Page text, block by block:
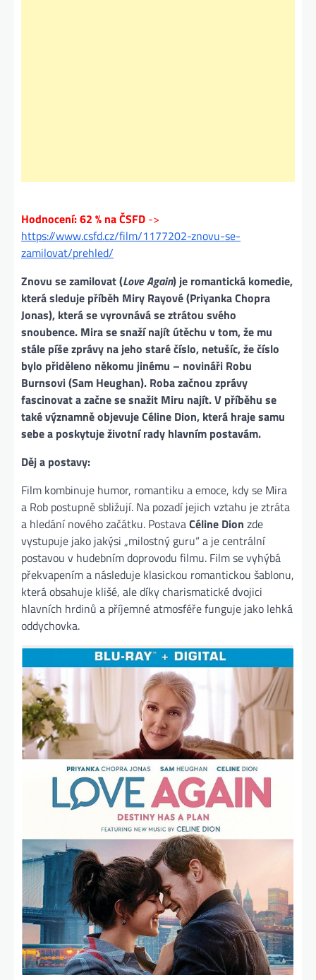
Hodnocení: 62 % na ČSFD ->
https://www.csfd.cz/film/1177202-znovu-se-
zamilovat/prehled/
Znovu se zamilovat(Love Again) je romantická komedie,
která sleduje příběh Miry Rayové (Priyanka Chopra
Jonas), která se vyrovnává se ztrátou svého
snoubence. Mira se snaží najít útěchu v tom, že mu
stále píše zprávy na jeho staré číslo, netušíc, že číslo
bylo přiděleno někomu jinému – novináři Robu
Burnsovi (Sam Heughan). Roba začnou zprávy
fascinovat a začne se snažit Miru najít. V příběhu se
také významně objevuje Céline Dion, která hraje samu
sebe a poskytuje životní rady hlavním postavám.
Děj a postavy:
Film kombinuje humor, romantiku a emoce, kdy se Mira
a Rob postupně sbližují. Na pozadí jejich vztahu je ztráta
a hledání nového začátku. PostavaCéline Dion zde
vystupuje jako jakýsi „milostný guru“ a je centrální
postavou v hudebním doprovodu filmu. Film se vyhýbá
překvapením a následuje klasickou romantickou šablonu,
která obsahuje klišé, ale díky charismatické dvojici
hlavních hrdinů a příjemné atmosféře funguje jako lehká
oddychovka.